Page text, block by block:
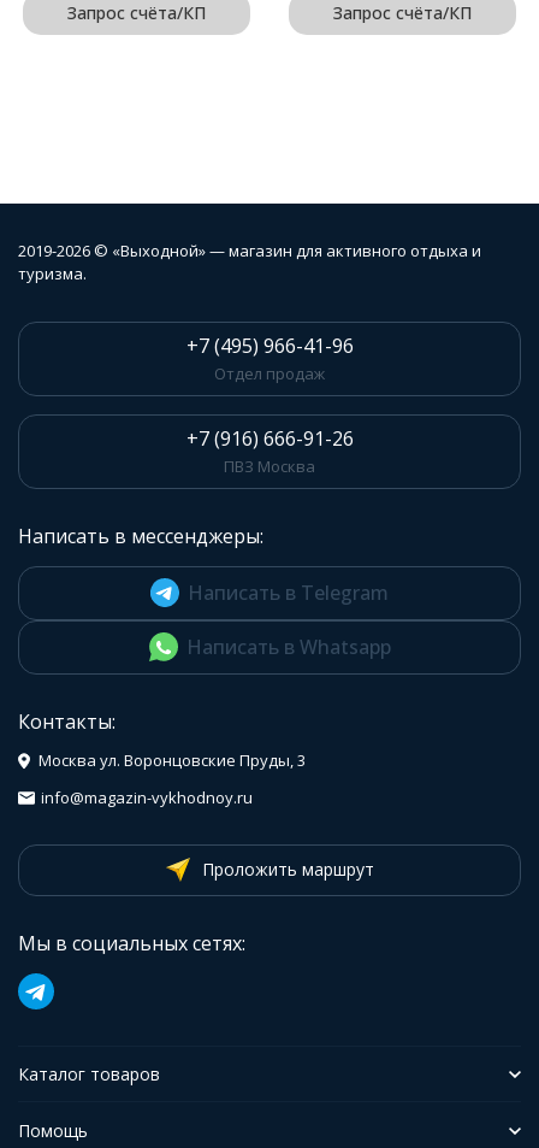
Запрос счёта/КП Запрос счёта/КП
2019-2026 © «Выходной» — магазин для активного отдыха и
туризма.
+7 (495) 966-41-96
Отдел продаж
+7 (916) 666-91-26
ПВЗ Москва
Написать в мессенджеры:
Написать в Telegram
Написать в Whatsapp
Контакты:
Москва ул. Воронцовские Пруды, 3
info@magazin-vykhodnoy.ru
Проложить маршрут
Мы в социальных сетях:
Каталог товаров
Помощь